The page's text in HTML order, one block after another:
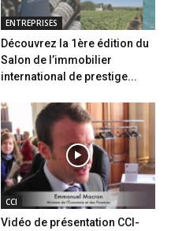
ENTREPRISES
Découvrez la 1ère édition du
Salon de l’immobilier
international de prestige...
CCI
Vidéo de présentation CCI-